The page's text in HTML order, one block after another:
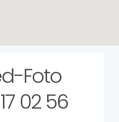
Foto
02 56